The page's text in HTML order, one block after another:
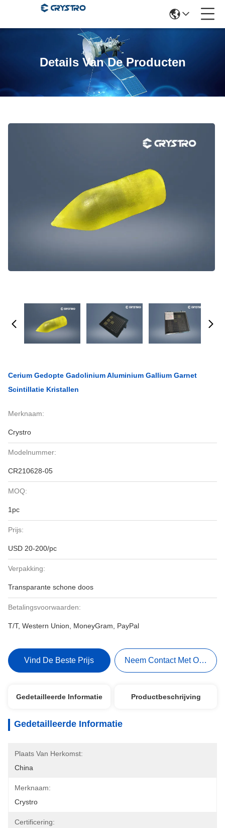
Details Van De Producten
Cerium Gedopte Gadolinium Aluminium Gallium Garnet
Scintillatie Kristallen
Merknaam:
Crystro
Modelnummer:
CR210628-05
MOQ:
1pc
Prijs:
USD 20-200/pc
Verpakking:
Transparante schone doos
Betalingsvoorwaarden:
T/T, Western Union, MoneyGram, PayPal
Vind De Beste Prijs Neem Contact Met Ons Op
Gedetailleerde Informatie Productbeschrijving
Gedetailleerde Informatie
Plaats Van Herkomst:
China
Merknaam:
Crystro
Certificering: